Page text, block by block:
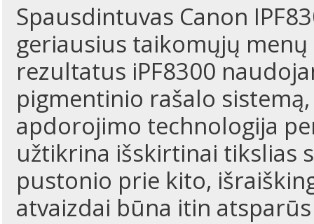
Spausdintuvas Canon
geriausius taikomųjų
rezultatus iPF8300
pigmentinio rašalo
apdorojimo technologija
užtikrina išskirtinai tikslias
pustonio prie kito,
atvaizdai būna itin